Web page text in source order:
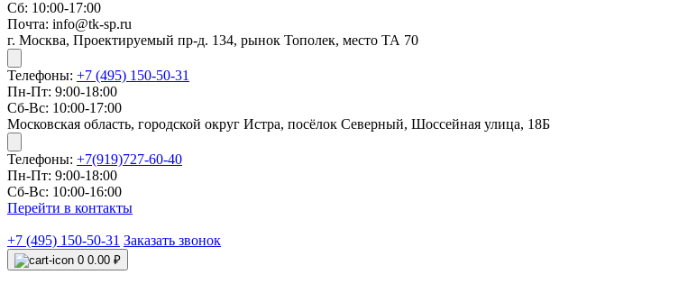
Сб: 10:00-17:00
Почта: info@tk-sp.ru
г. Москва, Проектируемый пр-д. 134, рынок Тополек, место ТА 70
Телефоны: +7 (495) 150-50-31
Пн-Пт: 9:00-18:00
Сб-Вс: 10:00-17:00
Московская область, городской округ Истра, посёлок Северный, Шоссейная улица, 18Б
Телефоны: +7(919)727-60-40
Пн-Пт: 9:00-18:00
Сб-Вс: 10:00-16:00
Перейти в контакты
+7 (495) 150-50-31 Заказать звонок
0 0.00 ₽